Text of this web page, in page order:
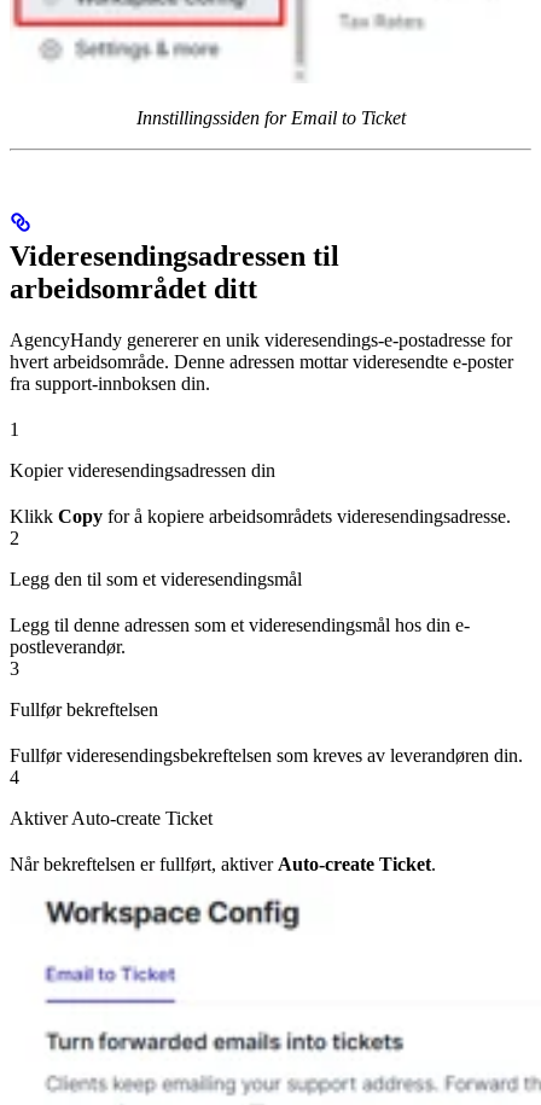
Innstillingssiden for Email to Ticket
Videresendingsadressen til
arbeidsområdet ditt
AgencyHandy genererer en unik videresendings-e-postadresse for
hvert arbeidsområde. Denne adressen mottar videresendte e-poster
fra support-innboksen din.
1
Kopier videresendingsadressen din
Klikk Copy for å kopiere arbeidsområdets videresendingsadresse.
2
Legg den til som et videresendingsmål
Legg til denne adressen som et videresendingsmål hos din e-
postleverandør.
3
Fullfør bekreftelsen
Fullfør videresendingsbekreftelsen som kreves av leverandøren din.
4
Aktiver Auto-create Ticket
Når bekreftelsen er fullført, aktiver Auto-create Ticket.